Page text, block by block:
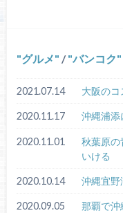
グルメ / バンコク
2021.07.14 大阪の
2020.11.17 沖縄浦添
2020.11.01
秋葉原の
いける
2020.10.14 沖縄宜野
2020.09.05 那覇で沖